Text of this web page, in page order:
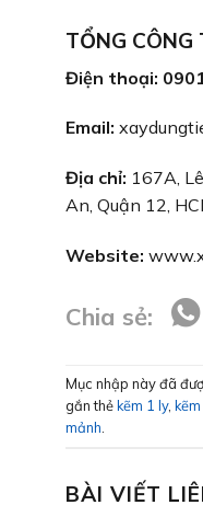
TỔNG CÔNG
Điện thoại:
Email:
Địa chỉ: 167A,
An, Quận 12,
Website:
Chia sẻ:
Mục nhập này đã
gắn thẻkẽm 1 ly,
mảnh
BÀI VIẾT